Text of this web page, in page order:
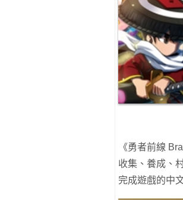
《勇者前線
收集、養成、
完成遊戲的中